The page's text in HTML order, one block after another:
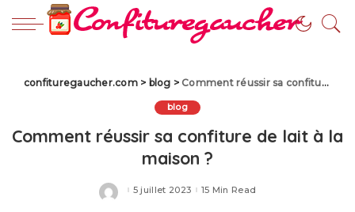
confituregaucher.com> blog > Comment réussir sa confiture de lait à la maison ?
blog
Comment réussir sa confiture de lait à la
maison ?
Posted
5 juillet 2023 15 Min Read